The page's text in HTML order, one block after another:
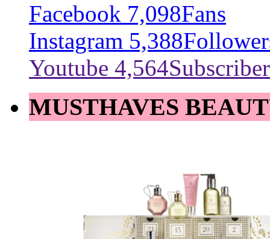
Facebook 7,098Fans
Instagram 5,388
Youtube 4,564Subscriber
MUSTHAVES